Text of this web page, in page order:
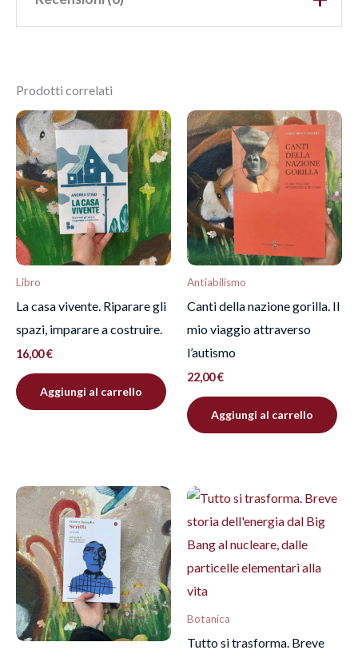
Recensisci per primo
“Cenere”
Devieffettuare l’accessoper pubblicare una
recensione.
Prodotti correlati
Libro
La casa vivente. Riparare gli
spazi, imparare a costruire.
16,00€
Aggiungi al carrello
Antiabilismo
Canti della nazione gorilla. Il
mio viaggio attraverso
l’autismo
22,00€
Aggiungi al carrello
Botanica
Tutto si trasforma. Breve